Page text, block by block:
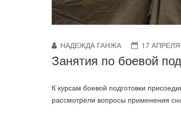
НАДЕЖДА ГАНЖА 17 АПРЕЛЯ
Занятия по боевой
К курсам боевой подготовки
рассмотрели вопросы применения